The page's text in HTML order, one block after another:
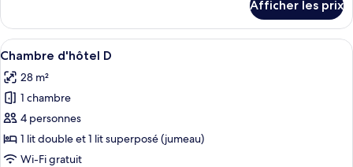
C
Chambre
d'hôtel
C
Afficher les prix
Afficher
toutes
les
photos
pour
ce
type
Une chambre d’hôtel avec des lits
5
Chambre d'hôtel D
28 m²
1 chambre
4 personnes
1 lit double et 1 lit superposé (jumeau)
Wi-Fi gratuit